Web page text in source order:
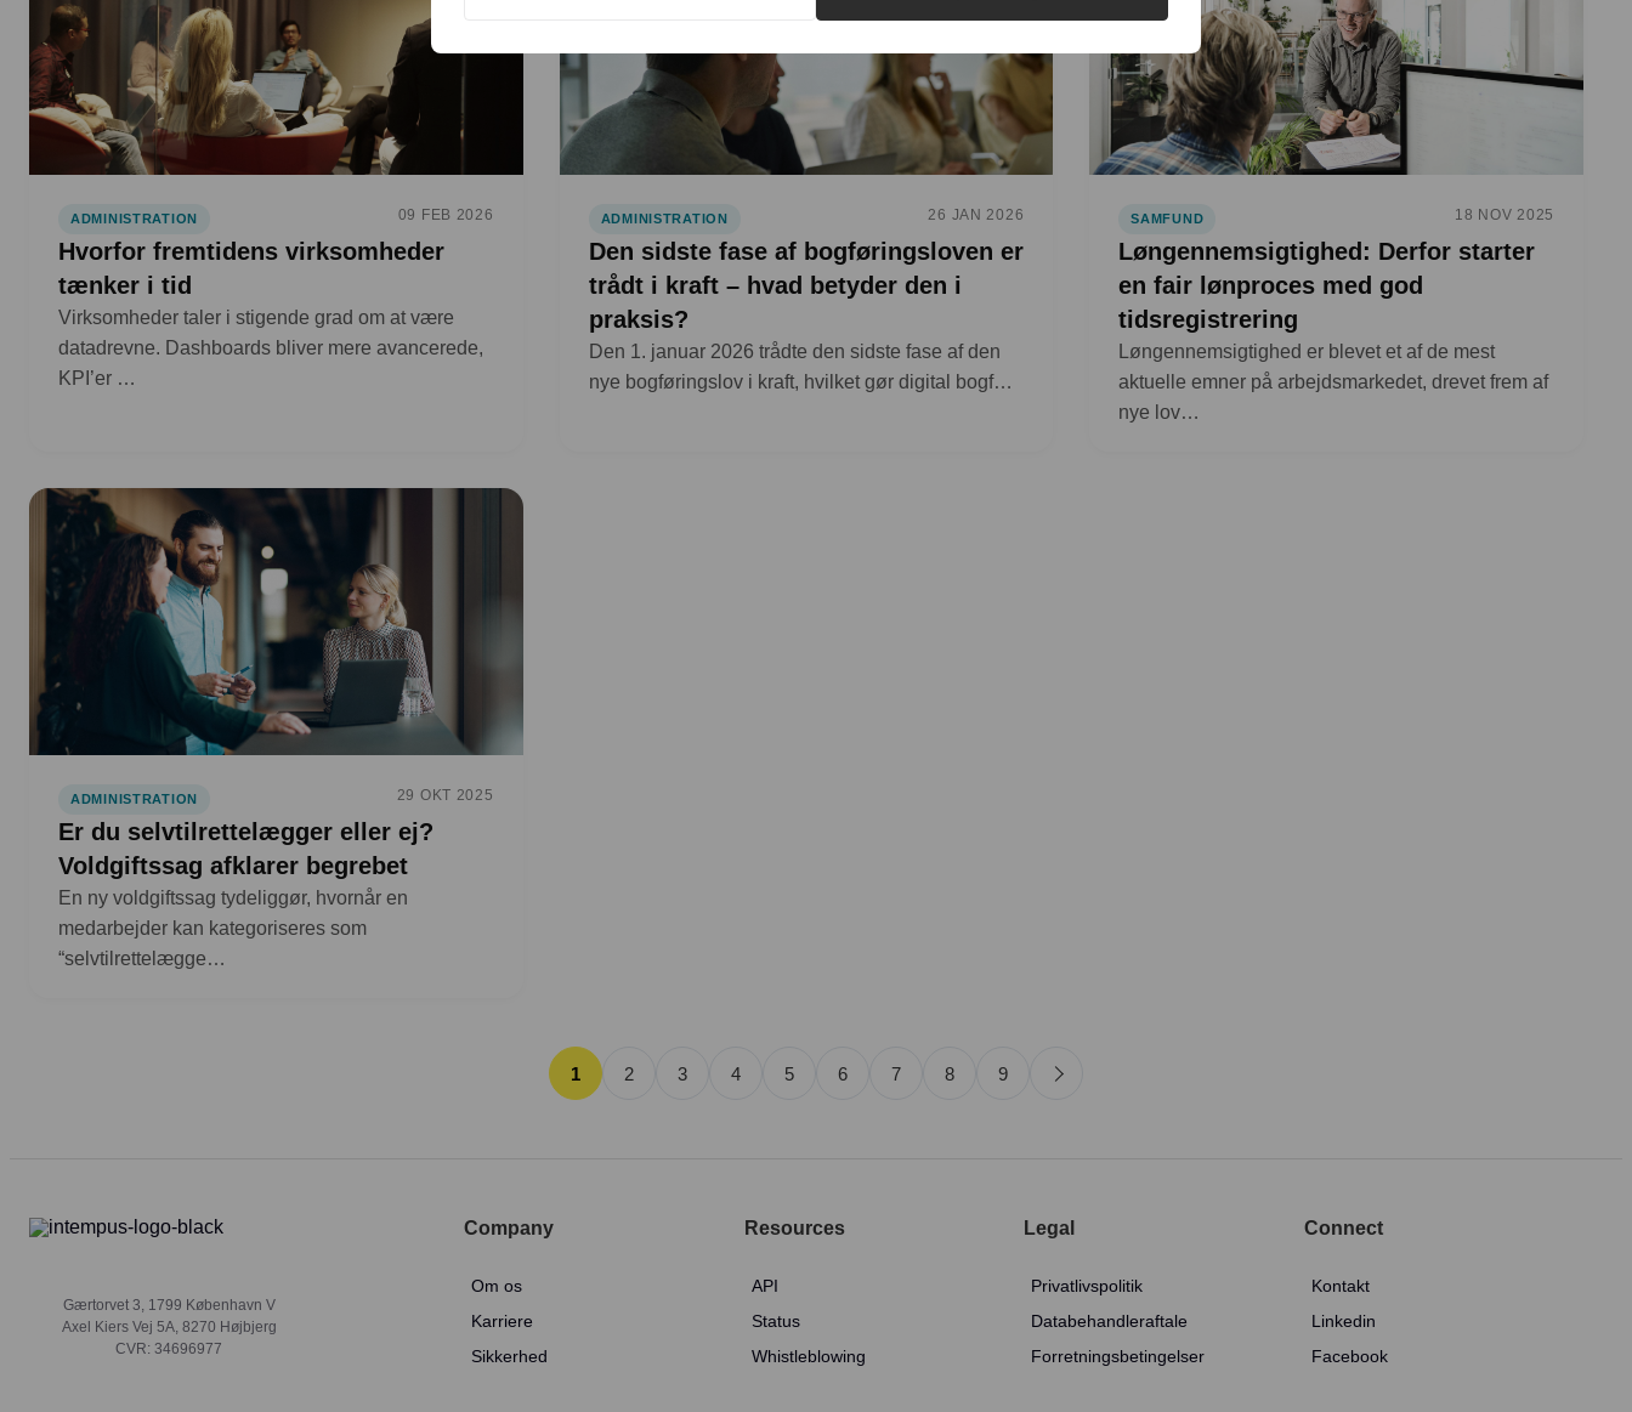
ADMINISTRATION 09 FEB 2026
Hvorfor fremtidens virksomheder
tænker i tid
Virksomheder taler i stigende grad om at være
datadrevne. Dashboards bliver mere avancerede,
KPI’er …
ADMINISTRATION 26 JAN 2026
Den sidste fase af bogføringsloven er
trådt i kraft – hvad betyder den i
praksis?
Den 1. januar 2026 trådte den sidste fase af den
nye bogføringslov i kraft, hvilket gør digital bogf…
SAMFUND 18 NOV 2025
Løngennemsigtighed: Derfor starter
en fair lønproces med god
tidsregistrering
Løngennemsigtighed er blevet et af de mest
aktuelle emner på arbejdsmarkedet, drevet frem af
nye lov…
ADMINISTRATION 29 OKT 2025
Er du selvtilrettelægger eller ej?
Voldgiftssag afklarer begrebet
En ny voldgiftssag tydeliggør, hvornår en
medarbejder kan kategoriseres som
“selvtilrettelægge…
1 2 3 4 5 6 7 8 9
Gærtorvet 3, 1799 København V
Axel Kiers Vej 5A, 8270 Højbjerg
CVR: 34696977
Company
Om os
Karriere
Sikkerhed
Resources
API
Status
Whistleblowing
Legal
Privatlivspolitik
Databehandleraftale
Forretningsbetingelser
Connect
Kontakt
Linkedin
Facebook